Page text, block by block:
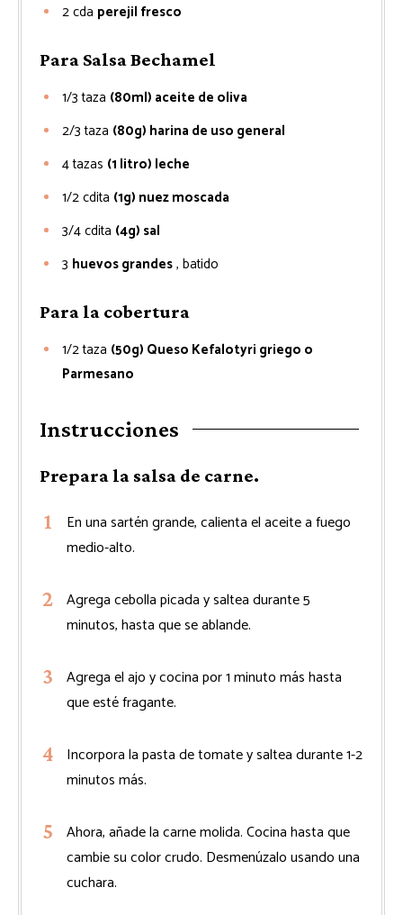
2cda perejil fresco
Para Salsa Bechamel
1/3taza (80ml) aceite de oliva
2/3taza (80g) harina de uso general
4tazas (1 litro) leche
1/2cdita (1g) nuez moscada
3/4cdita (4g) sal
3 huevos grandes, batido
Para la cobertura
1/2taza (50g) Queso Kefalotyri griego o
Parmesano
Instrucciones
Prepara la salsa de carne.
En una sartén grande, calienta el aceite a fuego
medio-alto.
Agrega cebolla picada y saltea durante 5
minutos, hasta que se ablande.
Agrega el ajo y cocina por 1 minuto más hasta
que esté fragante.
Incorpora la pasta de tomate y saltea durante 1-2
minutos más.
Ahora, añade la carne molida. Cocina hasta que
cambie su color crudo. Desmenúzalo usando una
cuchara.